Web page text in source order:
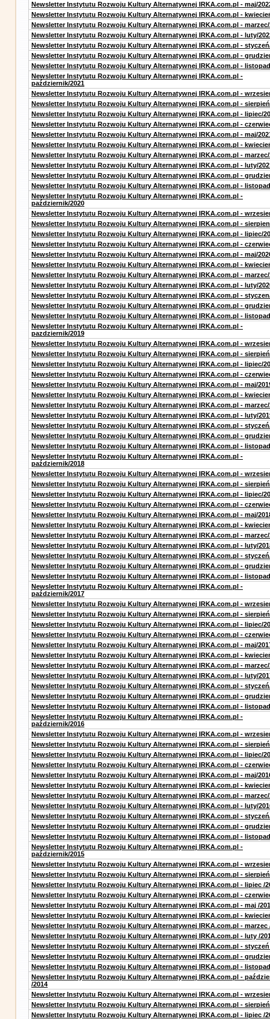
Newsletter Instytutu Rozwoju Kultury Alternatywnej IRKA.com.pl - maj/
Newsletter Instytutu Rozwoju Kultury Alternatywnej IRKA.com.pl -
Newsletter Instytutu Rozwoju Kultury Alternatywnej IRKA.com.pl - marzec/
Newsletter Instytutu Rozwoju Kultury Alternatywnej IRKA.com.pl - luty/
Newsletter Instytutu Rozwoju Kultury Alternatywnej IRKA.com.pl -
Newsletter Instytutu Rozwoju Kultury Alternatywnej IRKA.com.pl -
Newsletter Instytutu Rozwoju Kultury Alternatywnej IRKA.com.pl -
Newsletter Instytutu Rozwoju Kultury Alternatywnej IRKA.com.pl -
październik/2021
Newsletter Instytutu Rozwoju Kultury Alternatywnej IRKA.com.pl -
Newsletter Instytutu Rozwoju Kultury Alternatywnej IRKA.com.pl -
Newsletter Instytutu Rozwoju Kultury Alternatywnej IRKA.com.pl - lipiec/
Newsletter Instytutu Rozwoju Kultury Alternatywnej IRKA.com.pl -
Newsletter Instytutu Rozwoju Kultury Alternatywnej IRKA.com.pl - maj/
Newsletter Instytutu Rozwoju Kultury Alternatywnej IRKA.com.pl -
Newsletter Instytutu Rozwoju Kultury Alternatywnej IRKA.com.pl - marzec/
Newsletter Instytutu Rozwoju Kultury Alternatywnej IRKA.com.pl - luty/
Newsletter Instytutu Rozwoju Kultury Alternatywnej IRKA.com.pl -
Newsletter Instytutu Rozwoju Kultury Alternatywnej IRKA.com.pl -
Newsletter Instytutu Rozwoju Kultury Alternatywnej IRKA.com.pl -
październik/2020
Newsletter Instytutu Rozwoju Kultury Alternatywnej IRKA.com.pl -
Newsletter Instytutu Rozwoju Kultury Alternatywnej IRKA.com.pl -
Newsletter Instytutu Rozwoju Kultury Alternatywnej IRKA.com.pl - lipiec/
Newsletter Instytutu Rozwoju Kultury Alternatywnej IRKA.com.pl -
Newsletter Instytutu Rozwoju Kultury Alternatywnej IRKA.com.pl - maj/
Newsletter Instytutu Rozwoju Kultury Alternatywnej IRKA.com.pl -
Newsletter Instytutu Rozwoju Kultury Alternatywnej IRKA.com.pl - marzec/
Newsletter Instytutu Rozwoju Kultury Alternatywnej IRKA.com.pl - luty/
Newsletter Instytutu Rozwoju Kultury Alternatywnej IRKA.com.pl -
Newsletter Instytutu Rozwoju Kultury Alternatywnej IRKA.com.pl -
Newsletter Instytutu Rozwoju Kultury Alternatywnej IRKA.com.pl -
Newsletter Instytutu Rozwoju Kultury Alternatywnej IRKA.com.pl -
pazdziernik/2019
Newsletter Instytutu Rozwoju Kultury Alternatywnej IRKA.com.pl -
Newsletter Instytutu Rozwoju Kultury Alternatywnej IRKA.com.pl -
Newsletter Instytutu Rozwoju Kultury Alternatywnej IRKA.com.pl - lipiec/
Newsletter Instytutu Rozwoju Kultury Alternatywnej IRKA.com.pl -
Newsletter Instytutu Rozwoju Kultury Alternatywnej IRKA.com.pl - maj/
Newsletter Instytutu Rozwoju Kultury Alternatywnej IRKA.com.pl -
Newsletter Instytutu Rozwoju Kultury Alternatywnej IRKA.com.pl - marzec/
Newsletter Instytutu Rozwoju Kultury Alternatywnej IRKA.com.pl - luty/
Newsletter Instytutu Rozwoju Kultury Alternatywnej IRKA.com.pl -
Newsletter Instytutu Rozwoju Kultury Alternatywnej IRKA.com.pl -
Newsletter Instytutu Rozwoju Kultury Alternatywnej IRKA.com.pl -
Newsletter Instytutu Rozwoju Kultury Alternatywnej IRKA.com.pl -
październik/2018
Newsletter Instytutu Rozwoju Kultury Alternatywnej IRKA.com.pl -
Newsletter Instytutu Rozwoju Kultury Alternatywnej IRKA.com.pl -
Newsletter Instytutu Rozwoju Kultury Alternatywnej IRKA.com.pl - lipiec/
Newsletter Instytutu Rozwoju Kultury Alternatywnej IRKA.com.pl -
Newsletter Instytutu Rozwoju Kultury Alternatywnej IRKA.com.pl - maj/
Newsletter Instytutu Rozwoju Kultury Alternatywnej IRKA.com.pl -
Newsletter Instytutu Rozwoju Kultury Alternatywnej IRKA.com.pl - marzec/
Newsletter Instytutu Rozwoju Kultury Alternatywnej IRKA.com.pl - luty/
Newsletter Instytutu Rozwoju Kultury Alternatywnej IRKA.com.pl -
Newsletter Instytutu Rozwoju Kultury Alternatywnej IRKA.com.pl -
Newsletter Instytutu Rozwoju Kultury Alternatywnej IRKA.com.pl -
Newsletter Instytutu Rozwoju Kultury Alternatywnej IRKA.com.pl -
październik/2017
Newsletter Instytutu Rozwoju Kultury Alternatywnej IRKA.com.pl -
Newsletter Instytutu Rozwoju Kultury Alternatywnej IRKA.com.pl -
Newsletter Instytutu Rozwoju Kultury Alternatywnej IRKA.com.pl - lipiec/
Newsletter Instytutu Rozwoju Kultury Alternatywnej IRKA.com.pl -
Newsletter Instytutu Rozwoju Kultury Alternatywnej IRKA.com.pl - maj/
Newsletter Instytutu Rozwoju Kultury Alternatywnej IRKA.com.pl -
Newsletter Instytutu Rozwoju Kultury Alternatywnej IRKA.com.pl - marzec/
Newsletter Instytutu Rozwoju Kultury Alternatywnej IRKA.com.pl - luty/
Newsletter Instytutu Rozwoju Kultury Alternatywnej IRKA.com.pl -
Newsletter Instytutu Rozwoju Kultury Alternatywnej IRKA.com.pl -
Newsletter Instytutu Rozwoju Kultury Alternatywnej IRKA.com.pl -
Newsletter Instytutu Rozwoju Kultury Alternatywnej IRKA.com.pl -
październik/2016
Newsletter Instytutu Rozwoju Kultury Alternatywnej IRKA.com.pl -
Newsletter Instytutu Rozwoju Kultury Alternatywnej IRKA.com.pl -
Newsletter Instytutu Rozwoju Kultury Alternatywnej IRKA.com.pl - lipiec/
Newsletter Instytutu Rozwoju Kultury Alternatywnej IRKA.com.pl -
Newsletter Instytutu Rozwoju Kultury Alternatywnej IRKA.com.pl - maj/
Newsletter Instytutu Rozwoju Kultury Alternatywnej IRKA.com.pl -
Newsletter Instytutu Rozwoju Kultury Alternatywnej IRKA.com.pl - marzec/
Newsletter Instytutu Rozwoju Kultury Alternatywnej IRKA.com.pl - luty/
Newsletter Instytutu Rozwoju Kultury Alternatywnej IRKA.com.pl -
Newsletter Instytutu Rozwoju Kultury Alternatywnej IRKA.com.pl -
Newsletter Instytutu Rozwoju Kultury Alternatywnej IRKA.com.pl -
Newsletter Instytutu Rozwoju Kultury Alternatywnej IRKA.com.pl -
październik/2015
Newsletter Instytutu Rozwoju Kultury Alternatywnej IRKA.com.pl -
Newsletter Instytutu Rozwoju Kultury Alternatywnej IRKA.com.pl -
Newsletter Instytutu Rozwoju Kultury Alternatywnej IRKA.com.pl - lipiec /
Newsletter Instytutu Rozwoju Kultury Alternatywnej IRKA.com.pl -
Newsletter Instytutu Rozwoju Kultury Alternatywnej IRKA.com.pl - maj /
Newsletter Instytutu Rozwoju Kultury Alternatywnej IRKA.com.pl -
Newsletter Instytutu Rozwoju Kultury Alternatywnej IRKA.com.pl - marzec
Newsletter Instytutu Rozwoju Kultury Alternatywnej IRKA.com.pl - luty /
Newsletter Instytutu Rozwoju Kultury Alternatywnej IRKA.com.pl - styczeń
Newsletter Instytutu Rozwoju Kultury Alternatywnej IRKA.com.pl -
Newsletter Instytutu Rozwoju Kultury Alternatywnej IRKA.com.pl - listopad
Newsletter Instytutu Rozwoju Kultury Alternatywnej IRKA.com.pl -
/2014
Newsletter Instytutu Rozwoju Kultury Alternatywnej IRKA.com.pl -
Newsletter Instytutu Rozwoju Kultury Alternatywnej IRKA.com.pl - sierpień
Newsletter Instytutu Rozwoju Kultury Alternatywnej IRKA.com.pl - lipiec /